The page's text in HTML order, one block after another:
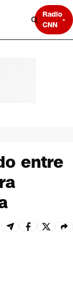
Radio
CNN
entre